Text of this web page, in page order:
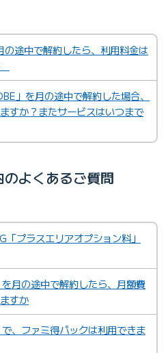
途中で解約したら、利用料金は
」を月の途中で解約した場合、
すか？またサービスはいつまで
よくあるご質問
プラスエリアオプション料」
月の途中で解約したら、月額費
すか
、ファミ得パックは利用できま